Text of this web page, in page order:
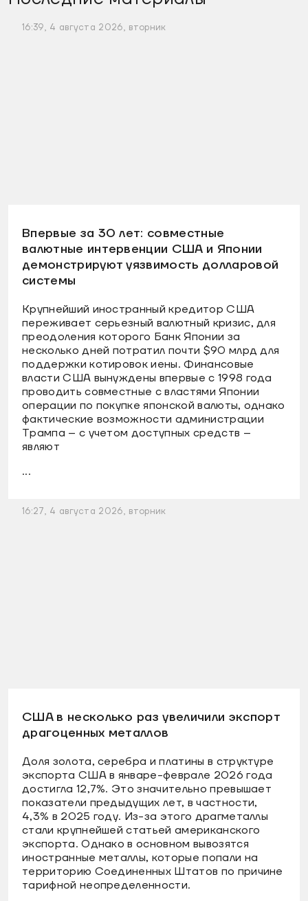
16:39, 4 августа 2026, вторник
Впервые за 30 лет: совместные
валютные интервенции США и Японии
демонстрируют уязвимость долларовой
системы
Крупнейший иностранный кредитор США
переживает серьезный валютный кризис, для
преодоления которого Банк Японии за
несколько дней потратил почти $90 млрд для
поддержки котировок иены. Финансовые
власти США вынуждены впервые с 1998 года
проводить совместные с властями Японии
операции по покупке японской валюты, однако
фактические возможности администрации
Трампа – с учетом доступных средств –
являют
...
16:27, 4 августа 2026, вторник
США в несколько раз увеличили экспорт
драгоценных металлов
Доля золота, серебра и платины в структуре
экспорта США в январе-феврале 2026 года
достигла 12,7%. Это значительно превышает
показатели предыдущих лет, в частности,
4,3% в 2025 году. Из-за этого драгметаллы
стали крупнейшей статьей американского
экспорта. Однако в основном вывозятся
иностранные металлы, которые попали на
территорию Соединенных Штатов по причине
тарифной неопределенности.